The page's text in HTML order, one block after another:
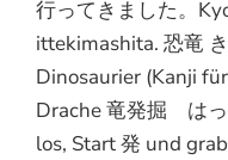
行ってきました。
ittekimashita. 恐竜
Dinosaurier (Kanji
Drache 竜発掘 は
los, Start 発 und